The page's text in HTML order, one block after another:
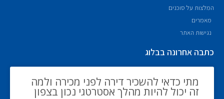
המלצות על סוכנים
מאמרים
נגישות האתר
כתבה אחרונה בבלוג
מתי כדאי להשכיר דירה לפני מכירה ולמה
זה יכול להיות מהלך אסטרטגי נכון בצפון